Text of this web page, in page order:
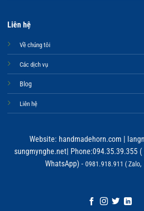
Liên hệ
Về chúng tôi
Các dịch vụ
Blog
Liên hệ
Website: handmadehorn.com
sungmynghe.net| Phone:094.35.39.355 (
WhatsApp) - 0981.918.911 (